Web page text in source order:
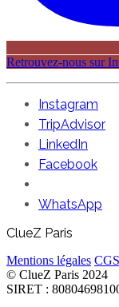
Retrouvez-nous sur
Instagram
TripAdvisor
LinkedIn
Facebook
WhatsApp
ClueZ Paris
Mentions légales CGS
© ClueZ Paris 2024
SIRET :